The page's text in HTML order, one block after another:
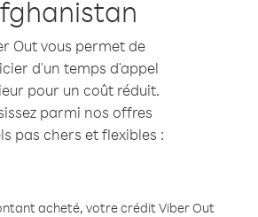
Out vous permet de
d'un temps d'appel
pour un coût réduit.
parmi nos offres
pas chers et flexibles :
acheté, votre crédit Viber Out